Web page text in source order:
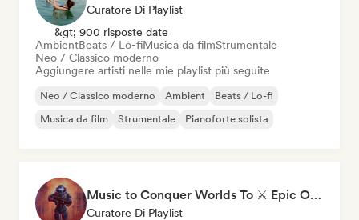
Curatore Di Playlist
&gt; 900 risposte date
AmbientBeats / Lo-fiMusica da filmStrumentale
Neo / Classico moderno
Aggiungere artisti nelle mie playlist più seguite
Neo / Classico moderno Ambient
Beats / Lo-fi
Musica da film
Strumentale Pianoforte solista
Music to Conquer Worlds To ⚔️ Epic Orchestral, Cinematic & Trailer Music
Curatore Di Playlist